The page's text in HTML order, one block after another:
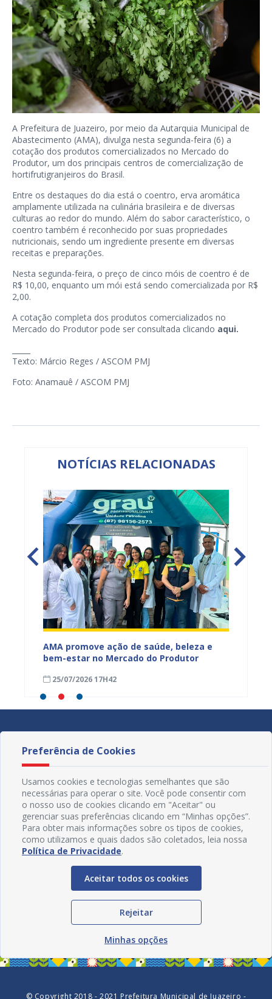
A Prefeitura de Juazeiro, por meio da Autarquia Municipal de
Abastecimento (AMA), divulga nesta segunda-feira (6) a
cotação dos produtos comercializados no Mercado do
Produtor, um dos principais centros de comercialização de
hortifrutigranjeiros do Brasil.
Entre os destaques do dia está o coentro, erva aromática
amplamente utilizada na culinária brasileira e de diversas
culturas ao redor do mundo. Além do sabor característico, o
coentro também é reconhecido por suas propriedades
nutricionais, sendo um ingrediente presente em diversas
receitas e preparações.
Nesta segunda-feira, o preço de cinco móis de coentro é de
R$ 10,00, enquanto um mói está sendo comercializada por R$
2,00.
A cotação completa dos produtos comercializados no
Mercado do Produtor pode ser consultada clicando aqui.
Texto: Márcio Reges / ASCOM PMJ
Foto: Anamauê / ASCOM PMJ
NOTÍCIAS RELACIONADAS
AMA promove ação de saúde, beleza e
bem-estar no Mercado do Produtor
25/07/2026 17H42
© Copyright 2018 - 2021 Prefeitura Municipal de Juazeiro -
Preferência de Cookies
Usamos cookies e tecnologias semelhantes que são
necessárias para operar o site. Você pode consentir com
o nosso uso de cookies clicando em "Aceitar" ou
gerenciar suas preferências clicando em “Minhas opções”.
Para obter mais informações sobre os tipos de cookies,
como utilizamos e quais dados são coletados, leia nossa
Política de Privacidade.
Aceitar todos os cookies
Rejeitar
Minhas opções